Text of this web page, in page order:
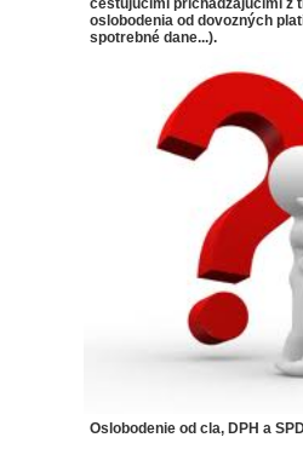
cestujúcimi prichádzajúcimi z
oslobodenia od dovozných
spotrebné dane...).
Oslobodenie od cla, DPH a